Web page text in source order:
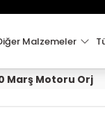
ÜZERİ KARGO
Malzemeler
Marş Motoru Orj